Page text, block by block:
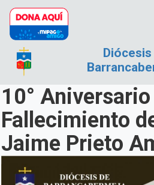
Pasar al contenido principal
Diócesis
10°
Fallecimiento
Jaime Prieto